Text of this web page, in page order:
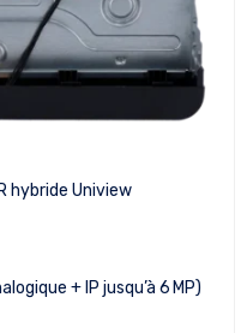
hybride Uniview
+ IP jusqu’à 6 MP)